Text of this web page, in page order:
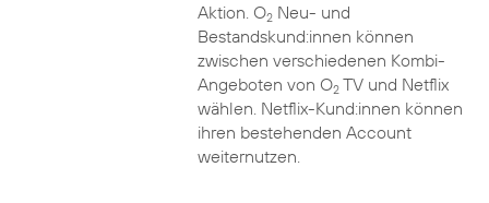
Aktion. O2Neu- und
Bestandskund:innen können
zwischen verschiedenen Kombi-
Angeboten von O2TV und Netflix
wählen. Netflix-Kund:innen können
ihren bestehenden Account
weiternutzen.